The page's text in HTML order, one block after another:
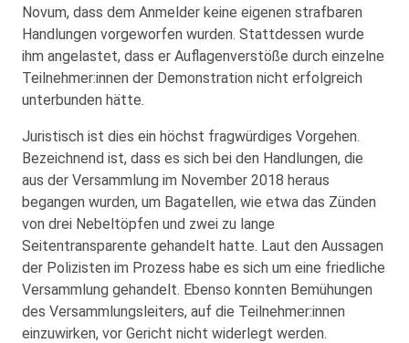
Novum, dass dem Anmelder keine eigenen strafbaren
Handlungen vorgeworfen wurden. Stattdessen wurde
ihm angelastet, dass er Auflagenverstöße durch einzelne
Teilnehmer:innen der Demonstration nicht erfolgreich
unterbunden hätte.
Juristisch ist dies ein höchst fragwürdiges Vorgehen.
Bezeichnend ist, dass es sich bei den Handlungen, die
aus der Versammlung im November 2018 heraus
begangen wurden, um Bagatellen, wie etwa das Zünden
von drei Nebeltöpfen und zwei zu lange
Seitentransparente gehandelt hatte. Laut den Aussagen
der Polizisten im Prozess habe es sich um eine friedliche
Versammlung gehandelt. Ebenso konnten Bemühungen
des Versammlungsleiters, auf die Teilnehmer:innen
einzuwirken, vor Gericht nicht widerlegt werden.